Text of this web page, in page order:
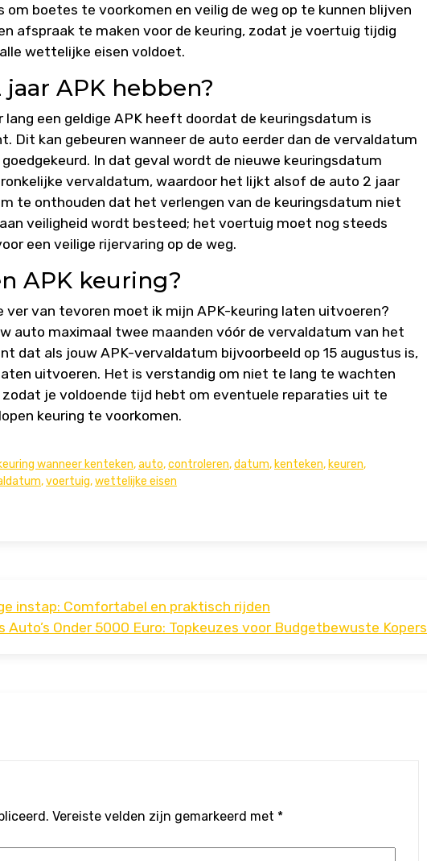
boetes te voorkomen en veilig de weg op te kunnen blijven
afspraak te maken voor de keuring, zodat je voertuig tijdig
wettelijke eisen voldoet.
APK hebben?
een geldige APK heeft doordat de keuringsdatum is
Dit kan gebeuren wanneer de auto eerder dan de vervaldatum
In dat geval wordt de nieuwe keuringsdatum
vervaldatum, waardoor het lijkt alsof de auto 2 jaar
te onthouden dat het verlengen van de keuringsdatum niet
veiligheid wordt besteed; het voertuig moet nog steeds
een veilige rijervaring op de weg.
APK keuring?
ver van tevoren moet ik mijn APK-keuring laten uitvoeren?
auto maximaal twee maanden vóór de vervaldatum van het
dat als jouw APK-vervaldatum bijvoorbeeld op 15 augustus is,
uitvoeren. Het is verstandig om niet te lang te wachten
je voldoende tijd hebt om eventuele reparaties uit te
keuring te voorkomen.
wanneer kenteken,auto,controleren,datum, kenteken, keuren,
,voertuig,wettelijke eisen
instap: Comfortabel en praktisch rijden
Auto’s Onder 5000 Euro: Topkeuzes voor Budgetbewuste Kopers
Vereiste velden zijn gemarkeerd met *